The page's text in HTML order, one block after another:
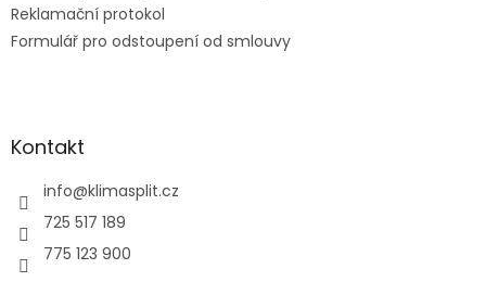
Reklamační protokol
Formulář pro odstoupení od smlouvy
Kontakt
info@klimasplit.cz
725 517 189
775 123 900